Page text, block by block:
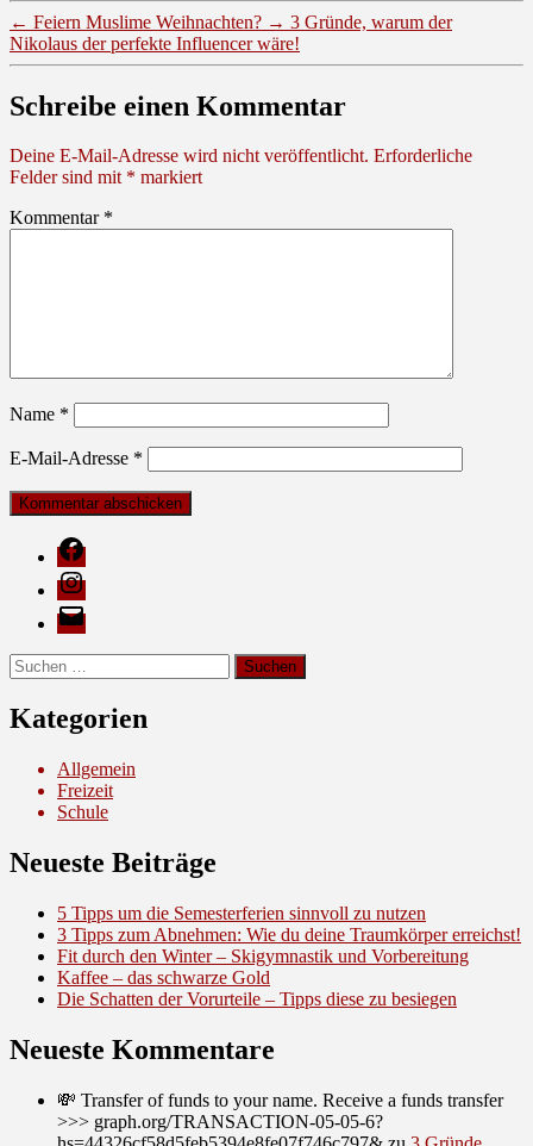
← Feiern Muslime Weihnachten? → 3 Gründe, warum der
Nikolaus der perfekte Influencer wäre!
Schreibe einen Kommentar
Deine E-Mail-Adresse wird nicht veröffentlicht. Erforderliche
Felder sind mit * markiert
Kommentar *
Name *
E-Mail-Adresse *
Facebook
Instagram
E-
Mail
Suche
nach:
Kategorien
Allgemein
Freizeit
Schule
Neueste Beiträge
5 Tipps um die Semesterferien sinnvoll zu nutzen
3 Tipps zum Abnehmen: Wie du deine Traumkörper erreichst!
Fit durch den Winter – Skigymnastik und Vorbereitung
Kaffee – das schwarze Gold
Die Schatten der Vorurteile – Tipps diese zu besiegen
Neueste Kommentare
💸 Transfer of funds to your name. Receive a funds transfer
>>> graph.org/TRANSACTION-05-05-6?